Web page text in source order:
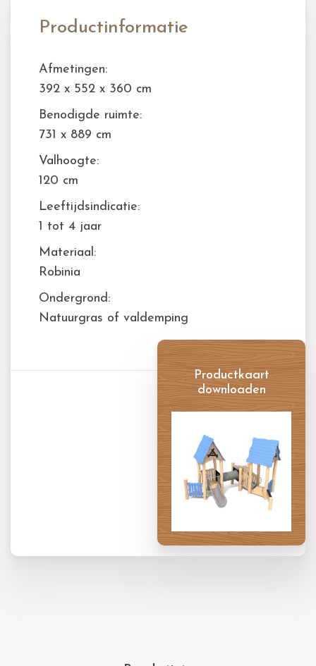
Productinformatie
Afmetingen:
392 x 552 x 360 cm
Benodigde ruimte:
731 x 889 cm
Valhoogte:
120 cm
Leeftijdsindicatie:
1 tot 4 jaar
Materiaal:
Robinia
Ondergrond:
Natuurgras of valdemping
Productkaart
downloaden